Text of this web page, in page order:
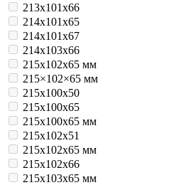
213х101х66
214х101х65
214х101х67
214х103х66
215x102x65 мм
215×102×65 мм
215х100х50
215х100х65
215х100х65 мм
215х102х51
215х102х65 мм
215х102х66
215х103х65 мм